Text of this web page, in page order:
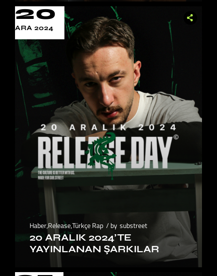
20
ARA 2024
Haber,Release,Türkçe Rap by substreet
20 ARALIK 2024’TE
YAYINLANAN ŞARKILAR